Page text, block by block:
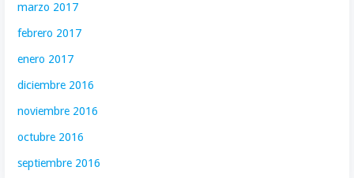
marzo 2017
febrero 2017
enero 2017
diciembre 2016
noviembre 2016
octubre 2016
septiembre 2016